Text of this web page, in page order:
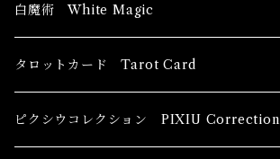
ブッダ Buddha
恋愛運
健康運 Health
白魔術 White Magic
香油 Oils
恋愛 Love
キャンドル Candles
タロットカード Tarot Card
初心者向け For The Beginners
ピクシウコレクション PIXIU Correction